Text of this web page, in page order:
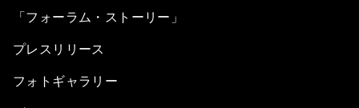
「フォーラム・ストーリー」
プレスリリース
フォトギャラリー